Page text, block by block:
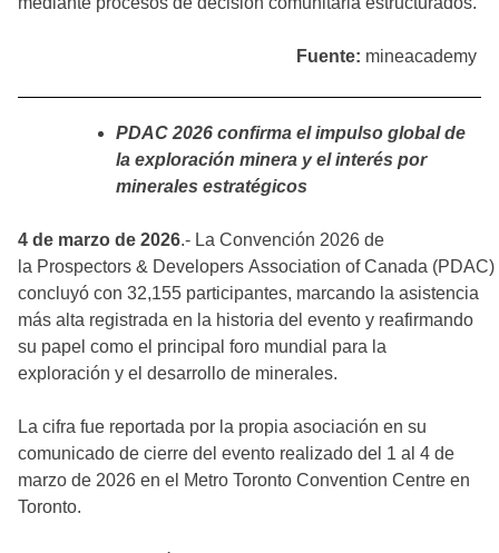
Fuente: mineacademy
PDAC 2026 confirma el impulso global de
la exploración minera y el interés por
minerales estratégicos
4 de marzo de 2026.- La Convención 2026 de
la Prospectors & Developers Association of Canada (PDAC)
concluyó con 32,155 participantes, marcando la asistencia
más alta registrada en la historia del evento y reafirmando
su papel como el principal foro mundial para la
exploración y el desarrollo de minerales.
La cifra fue reportada por la propia asociación en su
comunicado de cierre del evento realizado del 1 al 4 de
marzo de 2026 en el Metro Toronto Convention Centre en
Toronto.